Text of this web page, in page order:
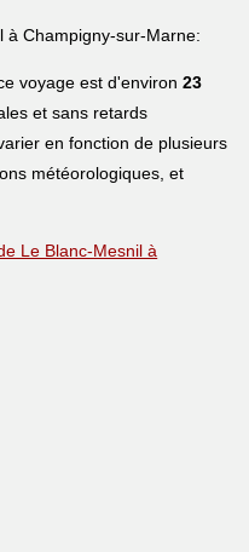
à Champigny-sur-Marne:
voyage est d'environ23
et sans retards
en fonction de plusieurs
météorologiques, et
Le Blanc-Mesnil à